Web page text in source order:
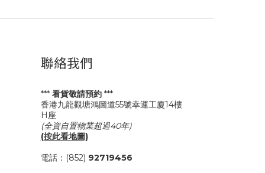
聯絡我們
*** 看貨敬請預約***
香港九龍觀塘鴻圖道55號幸運工廈14樓
H座
(全資自置物業超過40年)
(按此看地圖)
電話：(852) 92719456